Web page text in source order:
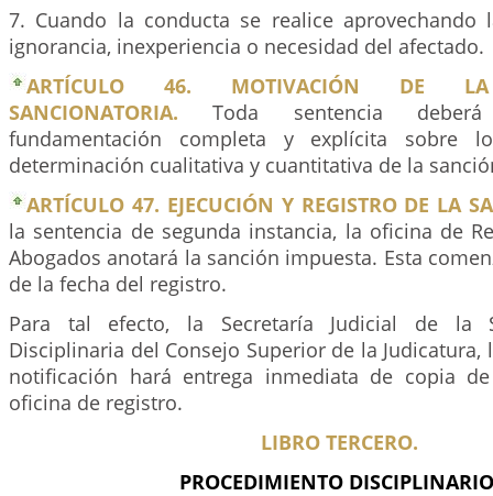
7. Cuando la conducta se realice aprovechando
ignorancia, inexperiencia o necesidad del afectado.
ARTÍCULO 46. MOTIVACIÓN DE LA
SANCIONATORIA. Toda sentencia
fundamentación completa y explícita sobre
determinación cualitativa y cuantitativa de la
ARTÍCULO 47. EJECUCIÓN Y REGISTRO DE LA
la sentencia de segunda instancia, la oficina de
Abogados anotará la sanción impuesta. Esta
de la fecha del registro.
Para tal efecto, la Secretaría Judicial de la
Disciplinaria del Consejo Superior de la Judicatura,
notificación hará entrega inmediata de copia
oficina de registro.
LIBRO TERCERO.
PROCEDIMIENTO